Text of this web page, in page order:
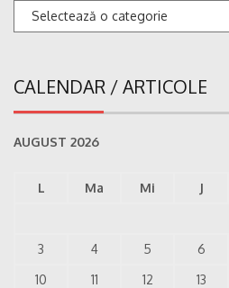
Categorii
CALENDAR / ARTICOLE
AUGUST 2026
L Ma Mi J
3
4 5 6
10
11 12 13